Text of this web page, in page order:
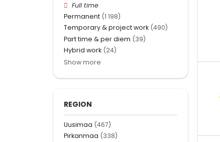
Full time
Permanent (1 198)
Temporary & project work (490)
Part time & per diem (39)
Hybrid work (24)
Show more
REGION
Uusimaa (467)
Pirkanmaa (338)